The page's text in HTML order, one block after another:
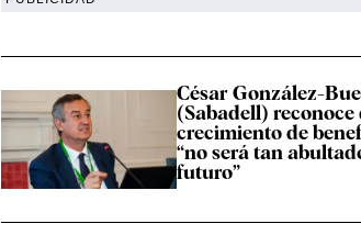
César González-
(Sabadell) reconoce
crecimiento de
“no será tan
futuro”